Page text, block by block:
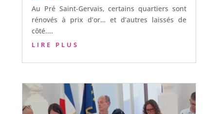
Au Pré Saint-Gervais, certains quartiers sont
rénovés à prix d’or… et d’autres laissés de
côté....
LIRE PLUS